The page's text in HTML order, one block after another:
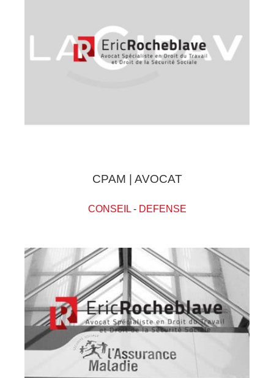
CPAM | AVOCAT
CONSEIL- DEFENSE